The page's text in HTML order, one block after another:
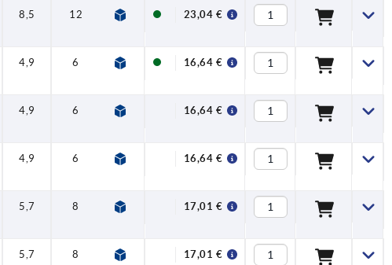
8,5 12 20 20
23,04 €
4,9 6 10 8
16,64 €
4,9 6 10 8
16,64 €
4,9 6 10 8
16,64 €
5,7 8 12 5
17,01 €
5,7 8 12 5
17,01 €